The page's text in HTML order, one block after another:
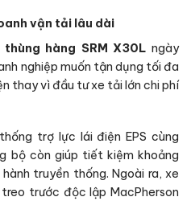
vận tải lâu dài
hàng SRM X30L ngày
nghiệp muốn tận dụng tối đa
thay vì đầu tư xe tải lớn chi phí
trợ lực lái điện EPS cùng
bộ còn giúp tiết kiệm khoảng
truyền thống. Ngoài ra, xe
trước độc lập MacPherson